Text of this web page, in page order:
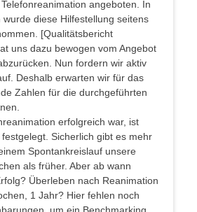
angeboten. In
wurde diese Hilfestellung seitens
[Qualitätsbericht
uns dazu bewogen vom Angebot
Nun fordern wir aktiv
Deshalb erwarten wir für das
Zahlen für die durchgeführten
erfolgreich war, ist
Sicherlich gibt es mehr
Spontankreislauf unsere
als früher. Aber ab wann
Überleben nach Reanimation
1 Jahr? Hier fehlen noch